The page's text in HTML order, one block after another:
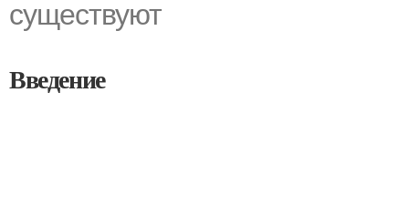
существуют
Введение